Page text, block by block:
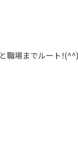
職場までルート